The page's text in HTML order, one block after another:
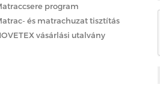
program
és matrachuzat tisztítás
vásárlási utalvány